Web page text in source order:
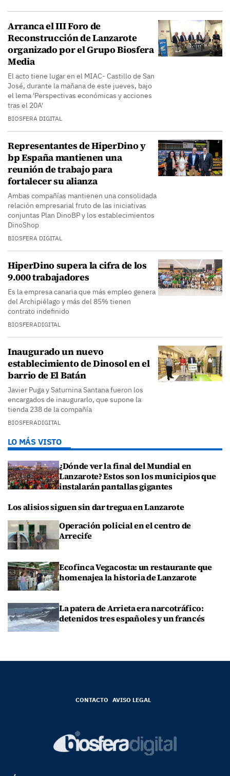
Arranca el III Foro de
Reconstrucción de Lanzarote
organizado por el Grupo Biosfera
Media
El acto tiene lugar en el MIAC- Castillo de San
José, durante la mañana de este jueves, bajo
el lema 'Perspectivas económicas y acciones
tras el 20A'
BIOSFERA DIGITAL
Representantes de HiperDino y
bp España mantienen una
reunión de trabajo para
fortalecer su alianza
Ambas compañías mantienen una consolidada
relación empresarial fruto de las iniciativas
conjuntas Plan DinoBP y los establecimientos
DinoShop
BIOSFERA DIGITAL
HiperDino supera la cifra de los
9.000 trabajadores
Es la empresa canaria que más empleo genera
del Archipiélago y más del 85% tienen
contrato indefinido
BIOSFERADIGITAL
Inaugurado un nuevo
establecimiento de Dinosol en el
barrio de El Batán
Javier Puga y Saturnina Santana fueron los
encargados de inaugurarlo, que supone la
tienda 238 de la compañía
BIOSFERADIGITAL
LO MÁS VISTO
¿Dónde ver la final del Mundial en
Lanzarote? Estos son los municipios que
instalarán pantallas gigantes
Los alisios siguen sin dar tregua en Lanzarote
Operación policial en el centro de
Arrecife
Ecofinca Vegacosta: un restaurante que
homenajea la historia de Lanzarote
La patera de Arrieta era narcotráfico:
detenidos tres españoles y un francés
CONTACTO AVISO LEGAL